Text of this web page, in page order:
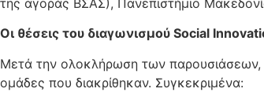
Οι θέσεις του διαγωνισμού Social
Μετά την ολοκλήρωση των παρουσιάσεων,
ομάδες που διακρίθηκαν. Συγκεκριμένα: